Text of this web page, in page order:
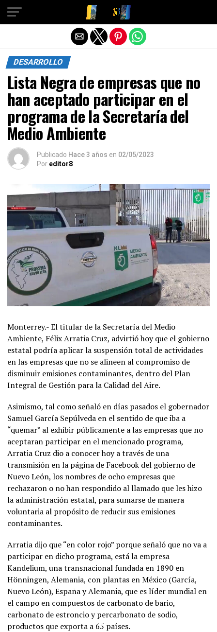
DESARROLLO
Lista Negra de empresas que no
han aceptado participar en el
programa de la Secretaría del
Medio Ambiente
Publicado Hace 3 años en 02/05/2023
Por editor8
Monterrey.- El titular de la Secretaría del Medio
Ambiente, Félix Arratia Cruz, advirtió hoy que el gobierno
estatal podría aplicar la suspensión total de actividades
en las empresas que no se alineen al compromiso de
disminuir emisiones contaminantes, dentro del Plan
Integral de Gestión para la Calidad del Aire.
Asimismo, tal como señaló en días pasados el gobernador
Samuel García Sepúlveda en el sentido de que iba a
“quemar” al exhibir públicamente a las empresas que no
aceptaran participar en el mencionado programa,
Arratia Cruz dio a conocer hoy a través de una
transmisión en la página de Facebook del gobierno de
Nuevo León, los nombres de ocho empresas que
rechazaron o no han respondido al llamado que les hizo
la administración estatal, para sumarse de manera
voluntaria al propósito de reducir sus emisiones
contaminantes.
Arratia dijo que “en color rojo” porque señaló que no va a
participar en dicho programa, está la empresa
Kandelium, una transnacional fundada en 1890 en
Hönningen, Alemania, con plantas en México (García,
Nuevo León), España y Alemania, que es líder mundial en
el campo en compuestos de carbonato de bario,
carbonato de estroncio y percarbonato de sodio,
productos que exporta a 65 países.
Salir de la versión móvil